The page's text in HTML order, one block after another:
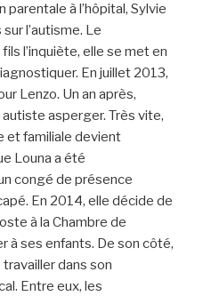
à l’hôpital, Sylvie
l’autisme. Le
l’inquiète, elle se met en
En juillet 2013,
Lenzo. Un an après,
asperger. Très vite,
et familiale devient
Louna a été
congé de présence
En 2014, elle décide de
à la Chambre de
à ses enfants. De son côté,
dans son
Entre eux, les